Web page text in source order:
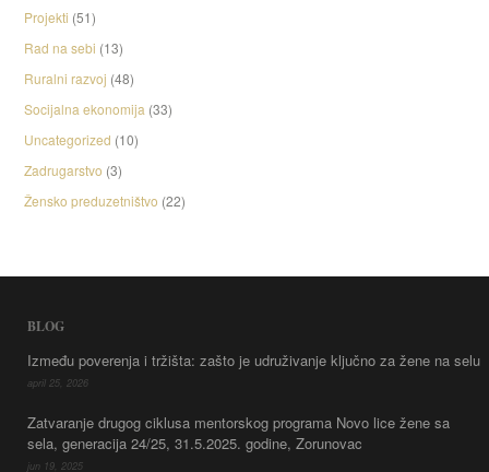
Projekti (51)
Rad na sebi (13)
Ruralni razvoj (48)
Socijalna ekonomija (33)
Uncategorized (10)
Zadrugarstvo (3)
Žensko preduzetništvo (22)
BLOG
Između poverenja i tržišta: zašto je udruživanje ključno za žene na selu
april 25, 2026
Zatvaranje drugog ciklusa mentorskog programa Novo lice žene sa
sela, generacija 24/25, 31.5.2025. godine, Zorunovac
jun 19, 2025